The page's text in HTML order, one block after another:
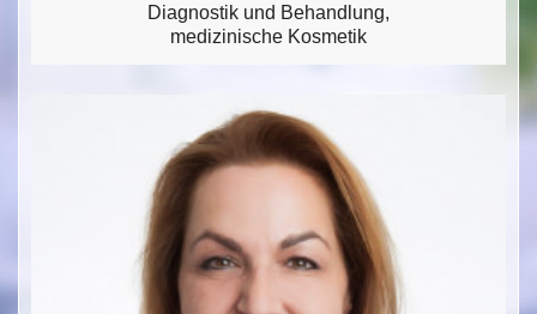
Diagnostik und Behandlung,
medizinische Kosmetik